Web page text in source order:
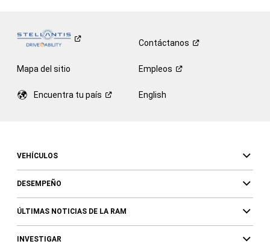
Contáctanos
Mapa del sitio Empleos
Encuentra tu país English
VEHÍCULOS
DESEMPEÑO
ÚLTIMAS NOTICIAS DE LA RAM
INVESTIGAR